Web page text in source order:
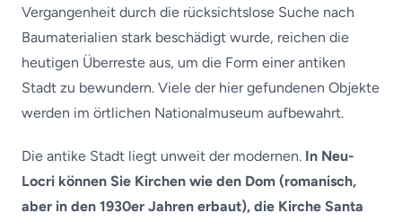
Vergangenheit durch die rücksichtslose Suche nach
Baumaterialien stark beschädigt wurde, reichen die
heutigen Überreste aus, um die Form einer antiken
Stadt zu bewundern. Viele der hier gefundenen Objekte
werden im örtlichen Nationalmuseum aufbewahrt.
Die antike Stadt liegt unweit der modernen. In Neu-
Locri können Sie Kirchen wie den Dom (romanisch,
aber in den 1930er Jahren erbaut), die Kirche Santa